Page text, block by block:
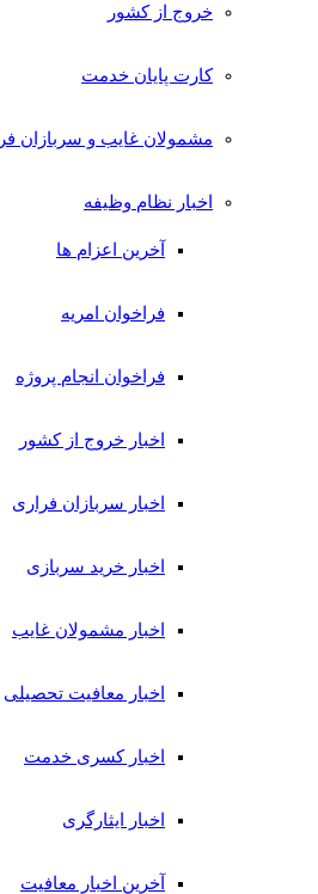
خروج از کشور
کارت پایان خدمت
مشمولان غایب و سربازان فراری
اخبار نظام وظیفه
آخرین اعزام ها
فراخوان امریه
فراخوان انجام پروژه
اخبار خروج از کشور
اخبار سربازان فراری
اخبار خرید سربازی
اخبار مشمولان غایب
اخبار معافیت تحصیلی
اخبار کسری خدمت
اخبار ایثارگری
آخرین اخبار معافیت